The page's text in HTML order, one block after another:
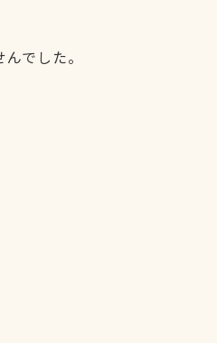
でした。